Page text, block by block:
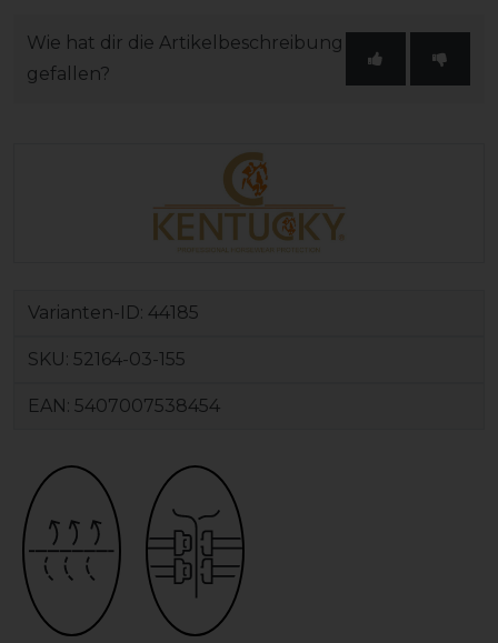
Wie hat dir die Artikelbeschreibung
gefallen?
Varianten-ID: 44185
SKU: 52164-03-155
EAN: 5407007538454